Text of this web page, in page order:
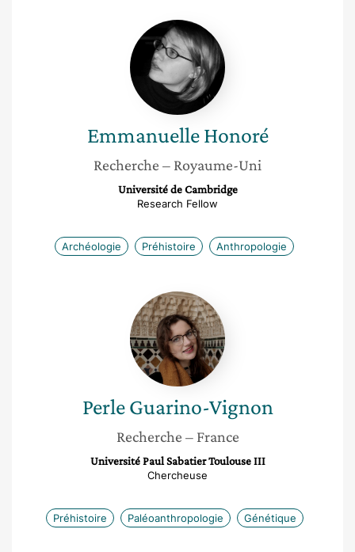
Emmanuelle
Honoré
Emmanuelle Honoré
Recherche – Royaume-Uni
Université de Cambridge
Research Fellow
Archéologie Préhistoire Anthropologie
Perle
Guarino-
Vignon
Perle Guarino-Vignon
Recherche – France
Université Paul Sabatier Toulouse III
Chercheuse
Préhistoire Paléoanthropologie Génétique